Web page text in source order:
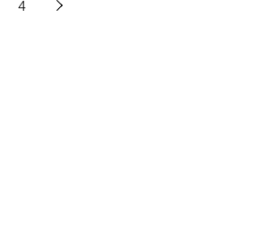
4